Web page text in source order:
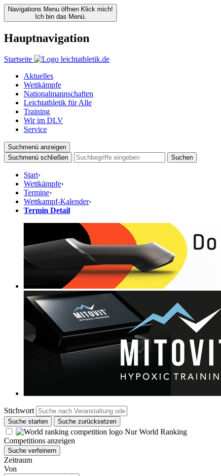
Navigations Menu öffnen Klick mich!
Ich bin das Menü.
Hauptnavigation
Startseite
Aktuelles
Wettkämpfe
Nationalmannschaften
Leichtathletik für Alle
Training
Wir im DLV
Service
Suchmenü anzeigen
Suchmenü schließen
Suchen
Start›
Wettkämpfe›
Termine›
Wettkampf-Kalender›
Termin Detail
Stichwort
Suche starten Suche zurücksetzen
Nur World Ranking
Competitions anzeigen
Suche verfeinern
Zeitraum
Von